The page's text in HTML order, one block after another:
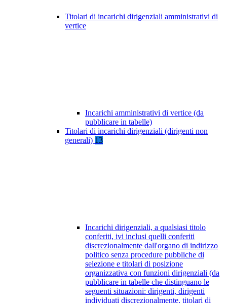
Titolari di incarichi dirigenziali amministrativi di
vertice
Incarichi amministrativi di vertice (da
pubblicare in tabelle)
Titolari di incarichi dirigenziali (dirigenti non
generali) 13
Incarichi dirigenziali, a qualsiasi titolo
conferiti, ivi inclusi quelli conferiti
discrezionalmente dall'organo di indirizzo
politico senza procedure pubbliche di
selezione e titolari di posizione
organizzativa con funzioni dirigenziali (da
pubblicare in tabelle che distinguano le
seguenti situazioni: dirigenti, dirigenti
individuati discrezionalmente, titolari di